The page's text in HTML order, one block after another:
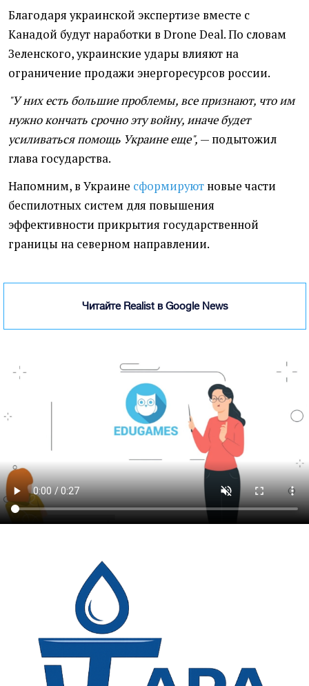
Благодаря украинской экспертизе вместе с
Канадой будут наработки в Drone Deal. По словам
Зеленского, украинские удары влияют на
ограничение продажи энергоресурсов россии.
"У них есть большие проблемы, все признают, что им
нужно кончать срочно эту войну, иначе будет
усиливаться помощь Украине еще", — подытожил
глава государства.
Напомним, в Украине сформируют новые части
беспилотных систем для повышения
эффективности прикрытия государственной
границы на северном направлении.
Читайте Realist в Google News